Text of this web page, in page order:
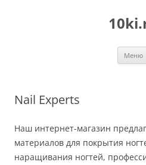
Меню
Nail Experts
Наш интернет-магазин
материалов для покрытия
наращивания ногтей,